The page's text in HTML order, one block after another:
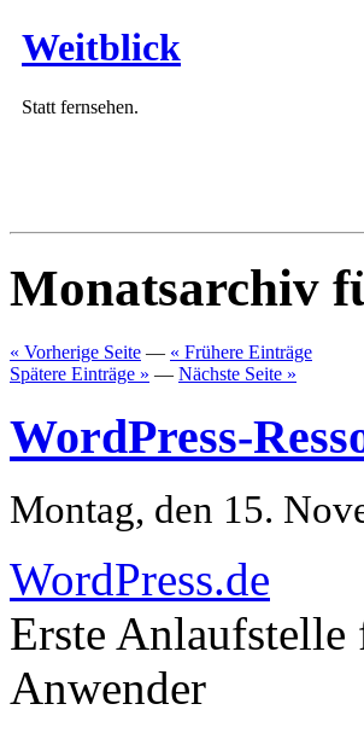
Weitblick
Statt fernsehen.
Monatsarchiv
« Vorherige Seite — « Frühere Einträge
Spätere Einträge » — Nächste Seite »
WordPress-
Montag, den 15.
WordPress.de
Erste Anlaufstelle
Anwender